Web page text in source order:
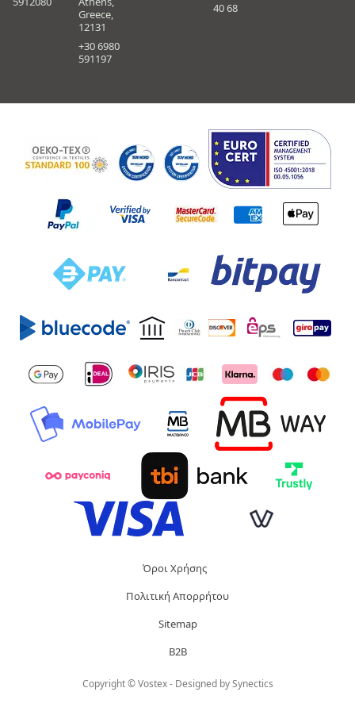
Greece,
12131
+30 6980
591197
40 68
Όροι Χρήσης
Πολιτική Απορρήτου
Sitemap
B2B
Copyright © Vostex - Designed bySynectics